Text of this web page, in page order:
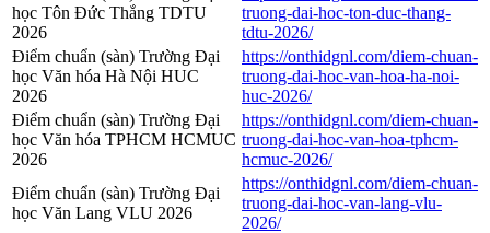
học Tôn Đức Thắng TDTU
2026
truong-dai-hoc-ton-duc-thang-
tdtu-2026/
Điểm chuẩn (sàn) Trường Đại
học Văn hóa Hà Nội HUC
2026
https://onthidgnl.com/diem-chuan-
truong-dai-hoc-van-hoa-ha-noi-
huc-2026/
Điểm chuẩn (sàn) Trường Đại
học Văn hóa TPHCM HCMUC
2026
https://onthidgnl.com/diem-chuan-
truong-dai-hoc-van-hoa-tphcm-
hcmuc-2026/
Điểm chuẩn (sàn) Trường Đại
học Văn Lang VLU 2026
https://onthidgnl.com/diem-chuan-
truong-dai-hoc-van-lang-vlu-
2026/